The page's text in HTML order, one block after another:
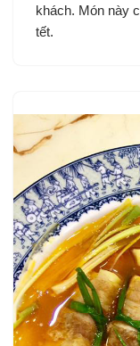
khách. Món này
tết.